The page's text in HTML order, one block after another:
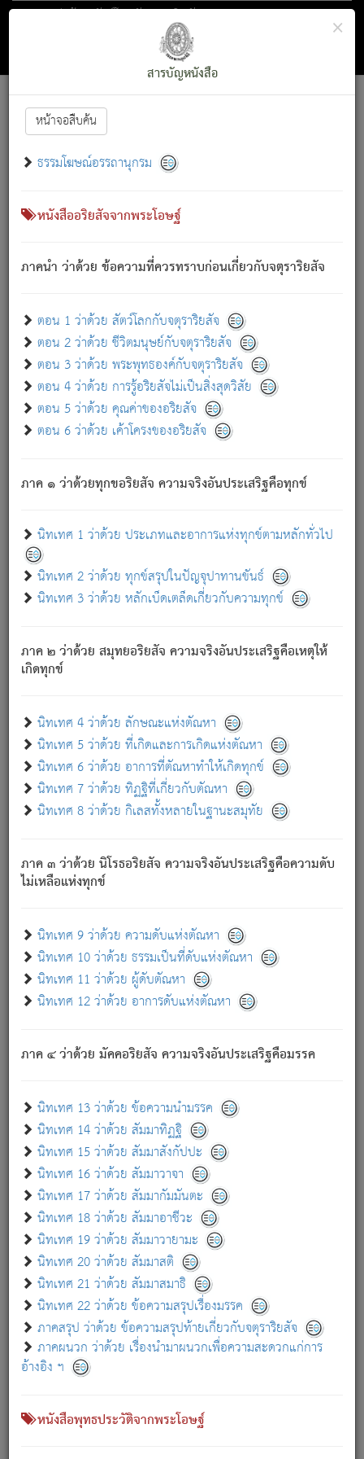
ตอน 1 ว่าด้วย สัตว์โลกกับจตุราริยสัจ
สารบัญ×
สารบัญหนังสือ
หน้าจอสืบค้น
ธรรมโฆษณ์อรรถานุกรม
หนังสืออริยสัจจากพระโอษฐ์
ภาคนำ ว่าด้วย ข้อความที่ควรทราบก่อนเกี่ยวกับจตุราริยสัจ
ตอน 1 ว่าด้วย สัตว์โลกกับจตุราริยสัจ
ตอน 2 ว่าด้วย ชีวิตมนุษย์กับจตุราริยสัจ
ตอน 3 ว่าด้วย พระพุทธองค์กับจตุราริยสัจ
ตอน 4 ว่าด้วย การรู้อริยสัจไม่เป็นสิ่งสุดวิสัย
ตอน 5 ว่าด้วย คุณค่าของอริยสัจ
ตอน 6 ว่าด้วย เค้าโครงของอริยสัจ
ภาค ๑ ว่าด้วยทุกขอริยสัจ ความจริงอันประเสริฐคือทุกข์
นิทเทศ 1 ว่าด้วย ประเภทและอาการแห่งทุกข์ตามหลักทั่วไป
นิทเทศ 2 ว่าด้วย ทุกข์สรุปในปัญจุปาทานขันธ์
นิทเทศ 3 ว่าด้วย หลักเบ็ดเตล็ดเกี่ยวกับความทุกข์
ภาค ๒ ว่าด้วย สมุทยอริยสัจ ความจริงอันประเสริฐคือเหตุให้
เกิดทุกข์
นิทเทศ 4 ว่าด้วย ลักษณะแห่งตัณหา
นิทเทศ 5 ว่าด้วย ที่เกิดและการเกิดแห่งตัณหา
นิทเทศ 6 ว่าด้วย อาการที่ตัณหาทำให้เกิดทุกข์
นิทเทศ 7 ว่าด้วย ทิฏฐิที่เกี่ยวกับตัณหา
นิทเทศ 8 ว่าด้วย กิเลสทั้งหลายในฐานะสมุทัย
ภาค ๓ ว่าด้วย นิโรธอริยสัจ ความจริงอันประเสริฐคือความดับ
ไม่เหลือแห่งทุกข์
นิทเทศ 9 ว่าด้วย ความดับแห่งตัณหา
นิทเทศ 10 ว่าด้วย ธรรมเป็นที่ดับแห่งตัณหา
นิทเทศ 11 ว่าด้วย ผู้ดับตัณหา
นิทเทศ 12 ว่าด้วย อาการดับแห่งตัณหา
ภาค ๔ ว่าด้วย มัคคอริยสัจ ความจริงอันประเสริฐคือมรรค
นิทเทศ 13 ว่าด้วย ข้อความนำมรรค
นิทเทศ 14 ว่าด้วย สัมมาทิฏฐิ
นิทเทศ 15 ว่าด้วย สัมมาสังกัปปะ
นิทเทศ 16 ว่าด้วย สัมมาวาจา
นิทเทศ 17 ว่าด้วย สัมมากัมมันตะ
นิทเทศ 18 ว่าด้วย สัมมาอาชีวะ
นิทเทศ 19 ว่าด้วย สัมมาวายามะ
นิทเทศ 20 ว่าด้วย สัมมาสติ
นิทเทศ 21 ว่าด้วย สัมมาสมาธิ
นิทเทศ 22 ว่าด้วย ข้อความสรุปเรื่องมรรค
ภาคสรุป ว่าด้วย ข้อความสรุปท้ายเกี่ยวกับจตุราริยสัจ
ภาคผนวก ว่าด้วย เรื่องนำมาผนวกเพื่อความสะดวกแก่การ
อ้างอิง ฯ
หนังสือพุทธประวัติจากพระโอษฐ์
Font :15 ]||
สัตว์โลกนี้ เกิดความเดือดร้อนแล้ว มีผัสสะบังหน้า
เขาสำคัญสิ่งใด โดยความเป็นประการใด แต่สิ่งนั้นย่อมเป็น
(ตามที่เป็นจริง) โดยประการอื่นจากที่เขาสำคัญนั้น
สัตว์โลกติดข้องอยู่ในภพ ถูกภพบังหน้าแล้ว มีภพโดยความ
เป็นอย่างอื่น (จากที่มันเป็นอยู่จริง) จึงได้เพลิดเพลินยิ่งนักในภพ
เขาเพลิดเพลินยิ่งนักในสิ่งใด สิ่งนั้นเป็นภัย (ที่เขาไม่รู้จัก)
เขากลัวต่อสิ่งใดสิ่งนั้นเป็นทุกข์
พรหมจรรย์นี้ อันบุคคลย่อมประพฤติ ก็เพื่อการละขาดซึ่ง
ภพ.
สมณะหรือพราหมณ์เหล่าใด กล่าวความหลุดพ้นจากภพว่า
มีได้เพราะภพ เรากล่าวว่า สมณะหรือพราหมณ์ทั้งปวงนั้น
มิใช่ผู้หลดพ้นจากภพ.
ภพ ว่ามีได้เพราะวิภพ[2]: เรากล่าวว่า สมณะหรือพราหมณ์ทั้ง
ปวงนั้น ก็ยังสลัดภพออกไปไม่ได้.
ก็ทุกข์นี้มีขึ้น เพราะอาศัยซึ่งอุปธิทั้งปวง.
เพราะความสิ้นไปแห่งอุปาทานทั้งปวง ความเกิดขึ้นแห่ง
ทุกข์จึงไม่มี.
ท่านจงดูโลกนี้เถิด (จะเห็นว่า) สัตว์ทั้งหลายอันอวิชาหนา
แน่นบังหนาแล้ว; และว่า สัตว์ผู้ยินดีในภพอันเป็นแล้วนั้น ย่อม
อันเป็นไปในที่หรือเวลาทั้งปวง[3]เพื่อความมีแห่งประโยชน์โดย
ประการทั้งปวง; ภพทั้งหลายทั้งหมดนั้น ไม่เที่ยง เป็นทุกข์ มี
ความแปรปรวนเป็นธรรมดา.
อย่างนี้อยู่; เขาย่อมละภวตัณหาได้ และไม่เพลิดเพลินวิภวตัณหา
ด้วย.
ความดับเพราะความสำรอกไม่เหลือ (แห่งภพทั้งหลาย)
เพราะความสิ้นไปแห่งตัณหาโดยประการทั้งปวง นั้นคือ
นิพพาน.
ภพใหม่ย่อมไม่มีแก่ภิกษุนั้น ผู้ดับเย็นสนิทแล้ว เพราะไม่มี
ภิกษุนั้น เป็นผู้ครอบงำมารได้แล้ว ชนะสงครามแล้ว ก้าวล่วง
ภพทั้งหลายทั้งปวงได้แล้ว เป็นผู้คงที่ (คือไม่เปลี่ยนแปลงอีกต่อ
- อุ.ขุ. ๒๕/๑๒๑/๘๔.
(ข้อความนี้ เป็นพระพุทธอุทานที่ทรงเปล่งออก ที่โคนต้นโพธิ์
เป็นที่ตรัสรู้ เมื่อตรัสรู้แล้วได้ 7 วัน)
เกี่ยวกับธรรมโฆษณ์ออนไลน์ (Disclaimer)
แม้ระบบ "ธรรมโฆษณ์ออนไลน์" พยายามปรับปรุงข้อมูลให้ถูกต้องมากที่สุด
ผู้ศึกษาก็พึงตรวจสอบกับตัวเล่มหนังสือต้นฉบับ ที่มีการพิมพ์ครั้งล่าสุด
ก่อนนำข้อมูลไปใช้ในการอ้างอิง"
เกี่ยวกับอัตถจารี|เกี่ยวกับการพัฒนา|แจ้งข้อผิดพลาด / แนะนำ
หนังสือที่เกี่ยวข้อง